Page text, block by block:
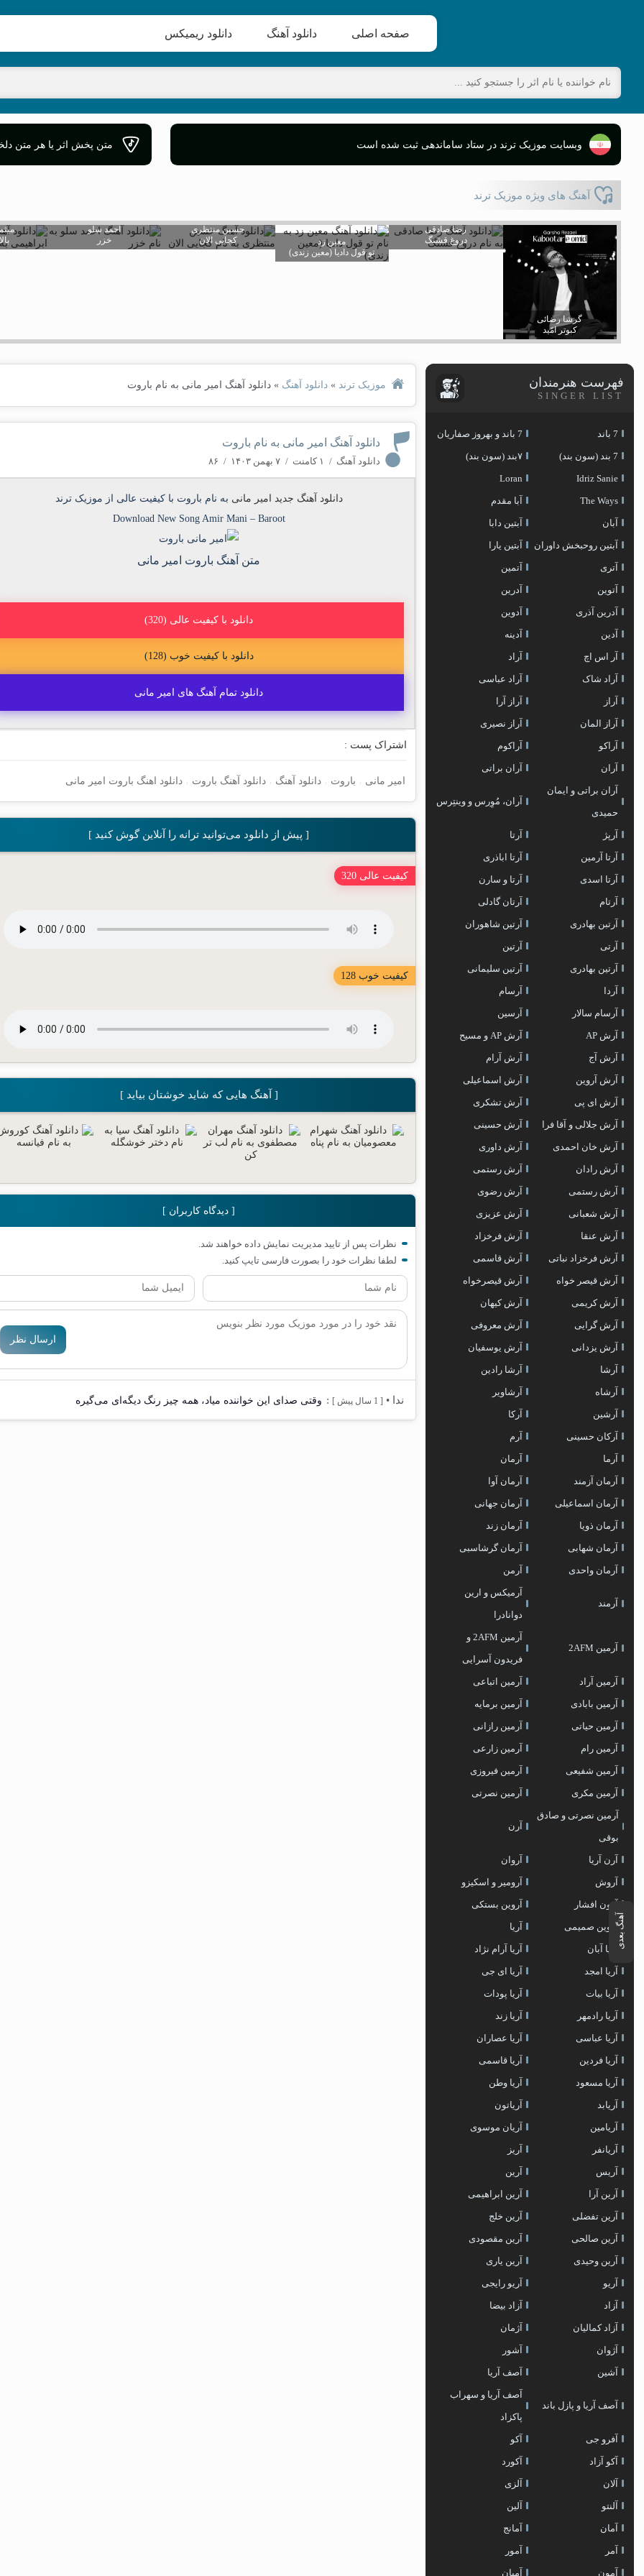
صفحه اصلی دانلود آهنگ دانلود ریمیکس
وبسایت موزیک ترند در ستاد ساماندهی ثبت شده است متن پخش اثر یا هر متن
آهنگ های ویژه موزیک ترند
گرشا رضائی
کبوتر امّید
رضا صادقی
دروغ قشنگ
معین زد
تو قول دادیا (معین زندی)
حسین منتظری
کجایی الان
احمد سلو
خزر
موزیک ترند »دانلود آهنگ »دانلود آهنگ امیر مانی به نام باروت
دانلود آهنگ امیر مانی به نام باروت
دانلود آهنگ / ۱ کامنت / ۷ بهمن ۱۴۰۳ / ۸۶
دانلود آهنگ جدید امیر مانی به نام باروت با کیفیت عالی از موزیک ترند
Download New Song Amir Mani – Baroot
متن آهنگ باروت امیر مانی
دانلود با کیفیت عالی (320)
دانلود با کیفیت خوب (128)
دانلود تمام آهنگ های امیر مانی
اشتراک پست :
امیر مانی ، باروت ، دانلود آهنگ ، دانلود آهنگ باروت ، دانلود اهنگ باروت امیر مانی
آهنگ بعدی
[ پیش از دانلود می‌توانید ترانه را آنلاین گوش کنید ]
کیفیت عالی 320
کیفیت خوب 128
[ آهنگ هایی که شاید خوشتان بیاید ]
[ دیدگاه کاربران ]
نظرات پس از تایید مدیریت نمایش داده خواهند شد.
لطفا نظرات خود را بصورت فارسی تایپ کنید.
ارسال نظر
ندا • [ 1 سال پیش ] : وقتی صدای این خواننده میاد، همه چیز رنگ دیگه‌ای می‌گیره
فهرست هنرمندان
SINGER LIST
7 باند 7 باند و بهروز صفاریان
7 بند (سون بند) ۷بند (سون بند)
Idriz Sanie
Loran
The Ways آبا مقدم
آبان آبتین دابا
آبتین روحبخش داوران آبتین یارا
آتری آتمین
آتوین آدرین
آدرین آذری آدوین
آدین آدینه
آر اس اچ آراد
آراد شاک آراد عباسی
آراز آراز آرا
آراز المان آراز نصیری
آراکو آراکوم
آران آران براتی
آران براتی و ایمان
حمیدی
آران، مُوِرس و وینتِرس
آرپژ آرتا
آرتا آرمین آرتا اباذری
آرتا اسدی آرتا و سارن
آرتام آرتان گادلی
آرتبن بهادری آرتين شاهوران
آرتی آرتین
آرتین بهادری آرتین سلیمانی
آردا آرسام
آرسام سالار آرسین
آرش AP آرش AP و مسیح
آرش آج آرش آرام
آرش آروین آرش اسماعیلی
آرش ای پی آرش تشکری
آرش جلالی و آقا فرا آرش حسینی
آرش خان احمدی آرش داوری
آرش رادان آرش رستمى
آرش رستمی آرش رضوی
آرش شعبانی آرش عزیزی
آرش عنقا آرش فرخزاد
آرش فرخزاد نباتی آرش قاسمی
آرش قیصر خواه آرش قیصرخواه
آرش کریمی آرش کیهان
آرش گرایی آرش معروفی
آرش یزدانی آرش یوسفیان
آرشا آرشا رادین
آرشاه آرشاویر
آرشین آرکا
آرکان حسینی آرم
آرما آرمان
آرمان آزمند آرمان آوا
آرمان اسماعیلی آرمان جهانی
آرمان ذویا آرمان زند
آرمان شهابی آرمان گرشاسبی
آرمان واحدی آرمن
آرمند
آرمیکس و ارین
دوانادرا
آرمین 2AFM
آرمین 2AFM و
فریدون آسرایی
آرمین آراد آرمین اتباعی
آرمین بابادی آرمین برمایه
آرمین حیاتی آرمین رازانی
آرمین رام آرمین زارعی
آرمین شفیعی آرمین فیروزی
آرمین مکری آرمین نصرتی
آرمین نصرتی و صادق
بوقی
آرن
آرن آریا آروان
آروش آرومیر و اسکیزو
آرون افشار آروین بستکی
آروین صمیمی آریا
آریا آبان آریا آرام نژاد
آریا امجد آریا ای جی
آریا بیات آریا پودات
آریا رادمهر آریا زند
آریا عباسی آریا عصاران
آریا فردین آریا قاسمی
آریا مسعود آریا وطن
آریابد آریاتون
آریامین آریان موسوی
آریانفر آریز
آریس آرین
آرین آرا آرین ابراهیمی
آرین تفضلی آرین خلج
آرین صالحی آرین مقصودی
آرین وحیدی آرین یاری
آریو آریو رایجی
آزاد آزاد بیضا
آزاد کمالیان آژمان
آژوان آشور
آشین آصف آریا
آصف آریا و پازل باند
آصف آریا و سهراب
پاکزاد
آفرو جی آکو
آکو آزاد آکورد
آلان آلزی
آلنتو آلین
آمان آمانج
آمر آمور
آمون آمیان